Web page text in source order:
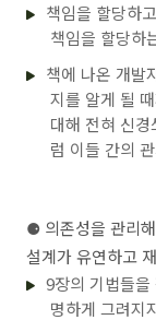
책임을 할당하
책임을 할당하
책에 나온 개발
지를 알게 될
대해 전혀 신
럼 이들 간의
⚈ 의존성을 관리
설계가 유연하고
9장의 기법들
명하게 그려지